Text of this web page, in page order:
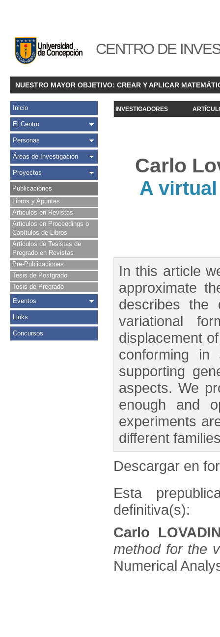
CENTRO DE
NUESTRO MAYOR OBJETIVO: CREAR Y APLICAR
Inicio
El Centro
Personas
Áreas de Investigación
Proyectos
Publicaciones
Libros y Apuntes
Articulos en Revistas
Articulos en Proceedings o
Capítulos de Libros
Articulos de Tesistas de
Pregrado en Revistas
Pre-Publicaciones
Tesis de Postgrado
Tesis de Pregrado
Eventos
Links
Concursos
INVESTIGADORES
Carlo
A
In this article
approximate
describes the
variational
displacement
conforming
supporting
aspects. We
enough and
experiments
different
Descargar en
Esta
definitiva(s):
Carlo
method for the
Numerical